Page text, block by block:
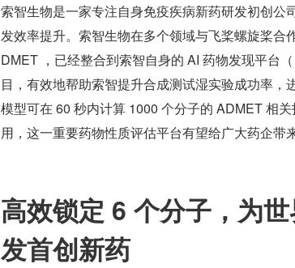
索智生物是一家专注自身免疫疾病新药研发初创公
发效率提升。索智生物在多个领域与飞桨螺旋桨
DMET ，已经整合到索智自身的 AI 药物发现平台
目，有效地帮助索智提升合成测试湿实验成功率
模型可在 60 秒内计算 1000 个分子的 ADMET 相
用，这一重要药物性质评估平台有望给广大药企带
高效锁定 6 个分子，为
发首创新药